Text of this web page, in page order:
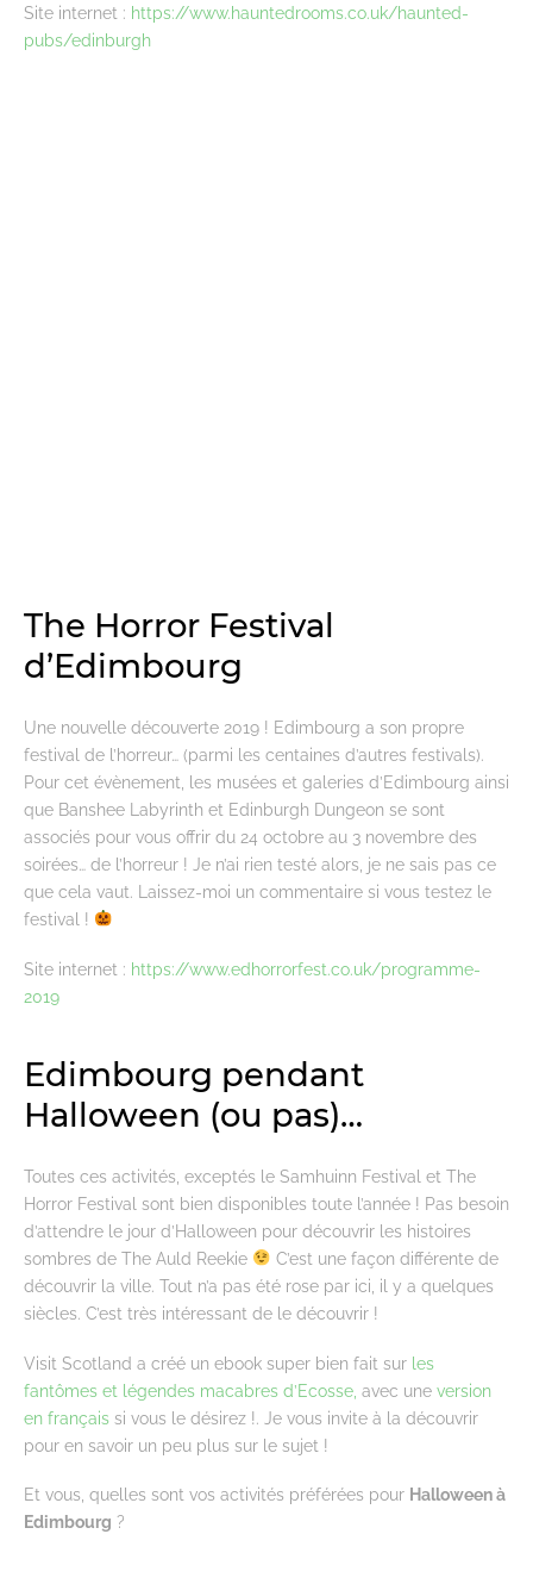
Site internet : https://www.hauntedrooms.co.uk/haunted-
pubs/edinburgh
The Horror Festival
d’Edimbourg
Une nouvelle découverte 2019 ! Edimbourg a son propre
festival de l’horreur… (parmi les centaines d’autres festivals).
Pour cet évènement, les musées et galeries d’Edimbourg ainsi
que Banshee Labyrinth et Edinburgh Dungeon se sont
associés pour vous offrir du 24 octobre au 3 novembre des
soirées… de l’horreur ! Je n’ai rien testé alors, je ne sais pas ce
que cela vaut. Laissez-moi un commentaire si vous testez le
festival !
Site internet : https://www.edhorrorfest.co.uk/programme-
2019
Edimbourg pendant
Halloween (ou pas)…
Toutes ces activités, exceptés le Samhuinn Festival et The
Horror Festival sont bien disponibles toute l’année ! Pas besoin
d’attendre le jour d’Halloween pour découvrir les histoires
sombres de The Auld Reekie
C’est une façon différente de
découvrir la ville. Tout n’a pas été rose par ici, il y a quelques
siècles. C’est très intéressant de le découvrir !
Visit Scotland a créé un ebook super bien fait sur les
fantômes et légendes macabres d’Ecosse, avec une version
en français si vous le désirez !. Je vous invite à la découvrir
pour en savoir un peu plus sur le sujet !
Et vous, quelles sont vos activités préférées pour Halloween à
Edimbourg ?